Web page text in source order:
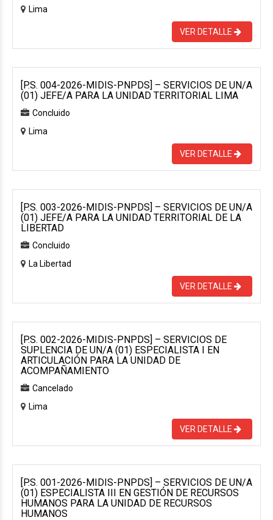
Lima
VER DETALLE
[P.S. 004-2026-MIDIS-PNPDS] – SERVICIOS DE UN/A
(01) JEFE/A PARA LA UNIDAD TERRITORIAL LIMA
Concluido
Lima
VER DETALLE
[P.S. 003-2026-MIDIS-PNPDS] – SERVICIOS DE UN/A
(01) JEFE/A PARA LA UNIDAD TERRITORIAL DE LA
LIBERTAD
Concluido
La Libertad
VER DETALLE
[P.S. 002-2026-MIDIS-PNPDS] – SERVICIOS DE
SUPLENCIA DE UN/A (01) ESPECIALISTA I EN
ARTICULACIÓN PARA LA UNIDAD DE
ACOMPAÑAMIENTO
Cancelado
Lima
VER DETALLE
[P.S. 001-2026-MIDIS-PNPDS] – SERVICIOS DE UN/A
(01) ESPECIALISTA III EN GESTIÓN DE RECURSOS
HUMANOS PARA LA UNIDAD DE RECURSOS
HUMANOS